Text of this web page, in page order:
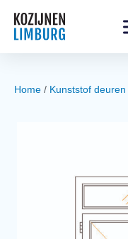
Home / Kunststof deuren